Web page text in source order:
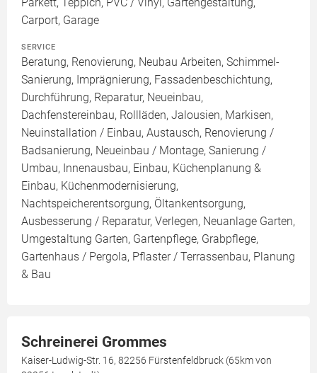
Carport, Garage
SERVICE
Beratung, Renovierung, Neubau Arbeiten, Schimmel-
Sanierung, Imprägnierung, Fassadenbeschichtung,
Durchführung, Reparatur, Neueinbau,
Dachfenstereinbau, Rollläden, Jalousien, Markisen,
Neuinstallation / Einbau, Austausch, Renovierung /
Badsanierung, Neueinbau / Montage, Sanierung /
Umbau, Innenausbau, Einbau, Küchenplanung &
Einbau, Küchenmodernisierung,
Nachtspeicherentsorgung, Öltankentsorgung,
Ausbesserung / Reparatur, Verlegen, Neuanlage Garten,
Umgestaltung Garten, Gartenpflege, Grabpflege,
Gartenhaus / Pergola, Pflaster / Terrassenbau, Planung
& Bau
Schreinerei Grommes
Kaiser-Ludwig-Str. 16, 82256 Fürstenfeldbruck (65km von